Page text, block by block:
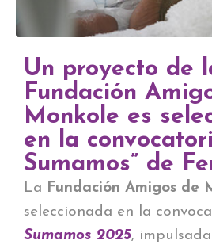
Un proyecto de
Fundación
Monkole es
en la
Sumamos” de
La Fundación Amigos de
seleccionada en la
Sumamos 2025,